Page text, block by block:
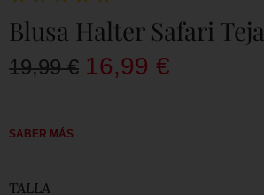
Blusa Halter Safari Teja
19,99€ 16,99 €
SABER MÁS
TALLA